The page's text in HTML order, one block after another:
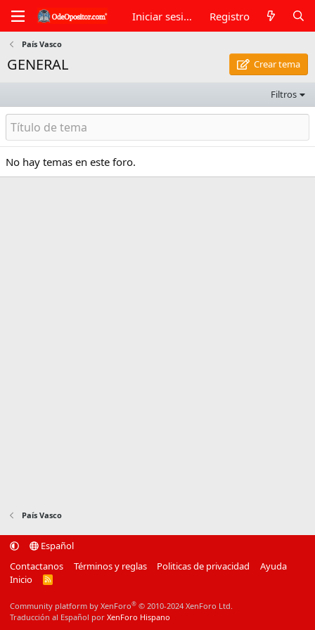
Iniciar sesión Registro
País Vasco
GENERAL Crear tema
Filtros
No hay temas en este foro.
País Vasco
Español
Contactanos
Términos y reglas Politicas de privacidad
Ayuda
Inicio
R
Community platform by XenForo® © 2010-2024 XenForo Ltd.
Traducción al Español por XenForo Hispano